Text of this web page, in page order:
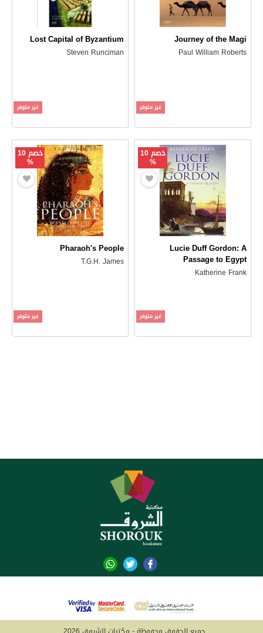
Journey of the Magi
Paul William Roberts
غير متوفر
Lost Capital of Byzantium
Steven Runciman
غير متوفر
خصم 10
%
Lucie Duff Gordon: A
Passage to Egypt
Katherine Frank
غير متوفر
خصم 10
%
Pharaoh's People
T.G.H. James
غير متوفر